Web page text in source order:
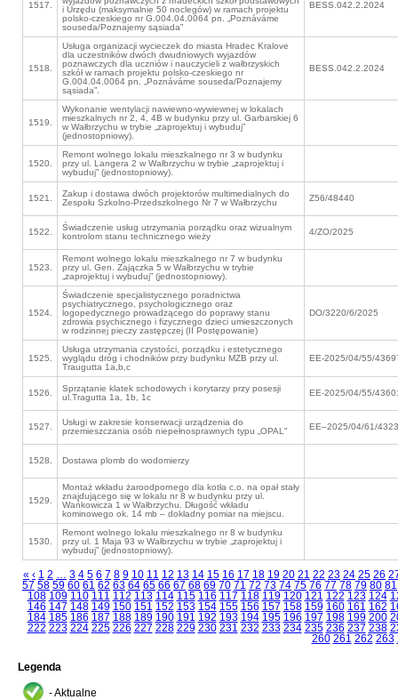
1517.
i Urzędu (maksymalnie 50 noclegów) w ramach projektu
polsko-czeskiego nr G.004.04.0064 pn. „Poznáváme
souseda/Poznajemy sąsiada”
BESS.042.2.2024
1518.
Usługa organizacji wycieczek do miasta Hradec Kralove
dla uczestników dwóch dwudniowych wyjazdów
poznawczych dla uczniów i nauczycieli z wałbrzyskich
szkół w ramach projektu polsko-czeskiego nr
G.004.04.0064 pn. „Poznáváme souseda/Poznajemy
sąsiada”.
BESS.042.2.2024
1519.
Wykonanie wentylacji nawiewno-wywiewnej w lokalach
mieszkalnych nr 2, 4, 4B w budynku przy ul. Garbarskiej 6
w Wałbrzychu w trybie „zaprojektuj i wybuduj”
(jednostopniowy).
1520.
Remont wolnego lokalu mieszkalnego nr 3 w budynku
przy ul. Langera 2 w Wałbrzychu w trybie „zaprojektuj i
wybuduj” (jednostopniowy).
1521.
Zakup i dostawa dwóch projektorów multimedialnych do
Zespołu Szkolno-Przedszkolnego Nr 7 w Wałbrzychu
Z56/48440
1522.
Świadczenie usług utrzymania porządku oraz wizualnym
kontrolom stanu technicznego wieży
4/ZO/2025
1523.
Remont wolnego lokalu mieszkalnego nr 7 w budynku
przy ul. Gen. Zajączka 5 w Wałbrzychu w trybie
„zaprojektuj i wybuduj” (jednostopniowy).
1524.
Świadczenie specjalistycznego poradnictwa
psychiatrycznego, psychologicznego oraz
logopedycznego prowadzącego do poprawy stanu
zdrowia psychicznego i fizycznego dzieci umieszczonych
w rodzinnej pieczy zastępczej (II Postępowanie)
DO/3220/6/2025
1525.
Usługa utrzymania czystości, porządku i estetycznego
wyglądu dróg i chodników przy budynku MZB przy ul.
Traugutta 1a,b,c
EE-2025/04/55/
1526.
Sprzątanie klatek schodowych i korytarzy przy posesji
ul.Tragutta 1a, 1b, 1c
EE-2025/04/55/
1527.
Usługi w zakresie konserwacji urządzenia do
przemieszczania osób niepełnosprawnych typu „OPAL"
EE–2025/04/61/
1528. Dostawa plomb do wodomierzy
1529.
Montaż wkładu żaroodpornego dla kotła c.o. na opał stały
znajdującego się w lokalu nr 8 w budynku przy ul.
Wańkowicza 1 w Wałbrzychu. Długość wkładu
kominowego ok. 14 mb – dokładny pomiar na miejscu.
1530.
Remont wolnego lokalu mieszkalnego nr 8 w budynku
przy ul. 1 Maja 93 w Wałbrzychu w trybie „zaprojektuj i
wybuduj” (jednostopniowy).
« ‹ 1 2 … 3 4 5 6 7 8 9 10 11 12 13 14 15 16 17 18 19 20 21 22 23 24 25 26
57 58 59 60 61 62 63 64 65 66 67 68 69 70 71 72 73 74 75 76 77 78 79 80 81
108 109 110 111 112 113 114 115 116 117 118 119 120 121 122 123 124
146 147 148 149 150 151 152 153 154 155 156 157 158 159 160 161 162
184 185 186 187 188 189 190 191 192 193 194 195 196 197 198 199 200
222 223 224 225 226 227 228 229 230 231 232 233 234 235 236 237 238
260 261 262 263
Legenda
- Aktualne